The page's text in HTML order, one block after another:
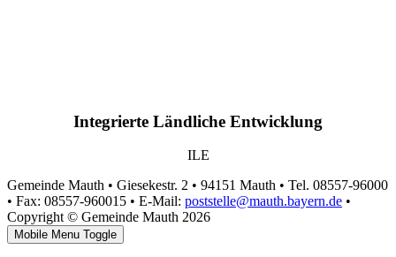
Integrierte Ländliche Entwicklung
ILE
Gemeinde Mauth • Giesekestr. 2 • 94151 Mauth • Tel. 08557-96000
• Fax: 08557-960015 • E-Mail: poststelle@mauth.bayern.de •
Copyright © Gemeinde Mauth 2026
Mobile Menu Toggle